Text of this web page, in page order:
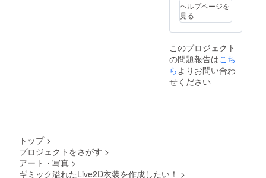
ヘルプページを
見る
このプロジェクト
の問題報告はこち
らよりお問い合わ
せください
トップ >
プロジェクトをさがす >
アート・写真 >
ギミック溢れたLive2D衣装を作成したい！ >